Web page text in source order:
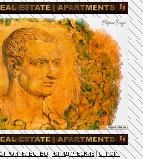
|ЮРИДИЧЕСКИЕ|СТРОЙ-